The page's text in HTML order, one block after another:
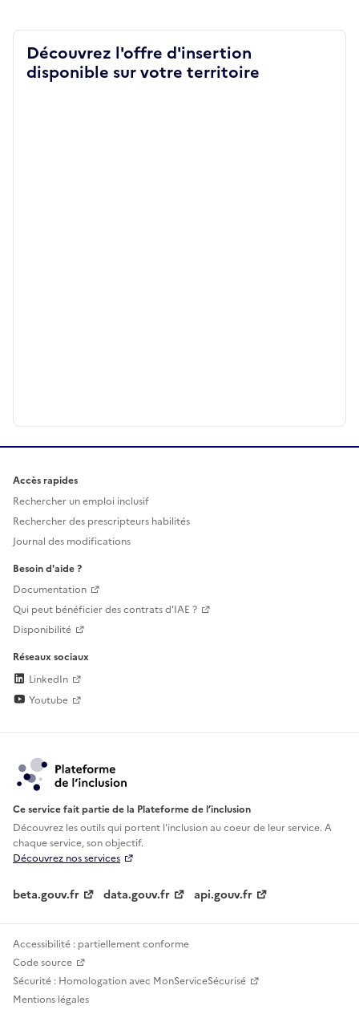
Découvrez l'offre d'insertion
disponible sur votre territoire
Accès rapides
Rechercher un emploi inclusif
Rechercher des prescripteurs habilités
Journal des modifications
Besoin d'aide ?
Documentation
Qui peut bénéficier des contrats d'IAE ?
Disponibilité
Réseaux sociaux
LinkedIn
Youtube
Ce service fait partie de la Plateforme de l’inclusion
Découvrez les outils qui portent l'inclusion aucoeur de leur service. A
chaque service, son objectif.
Découvrez nos services
beta.gouv.fr data.gouv.fr api.gouv.fr
Accessibilité : partiellement conforme
Code source
Sécurité : Homologation avec MonServiceSécurisé
Mentions légales